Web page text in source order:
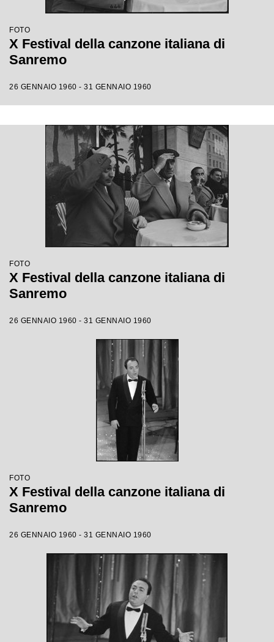
FOTO
X Festival della canzone italiana di
Sanremo
26 GENNAIO 1960 - 31 GENNAIO 1960
FOTO
X Festival della canzone italiana di
Sanremo
26 GENNAIO 1960 - 31 GENNAIO 1960
FOTO
X Festival della canzone italiana di
Sanremo
26 GENNAIO 1960 - 31 GENNAIO 1960